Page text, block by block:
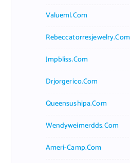
Valueml.com
Rebeccatorresjewelry.com
Jmpbliss.com
Drjorgerico.com
Queensushipa.com
Wendyweimerdds.com
Ameri-Camp.com